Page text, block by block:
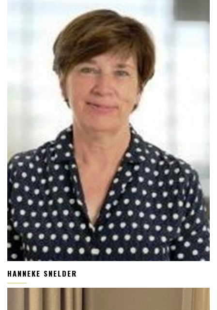
HANNEKE SNELDER